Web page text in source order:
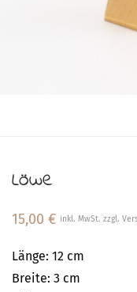
Löwe
15,00 € inkl. MwSt. zzgl.
Länge: 12 cm
Breite: 3 cm